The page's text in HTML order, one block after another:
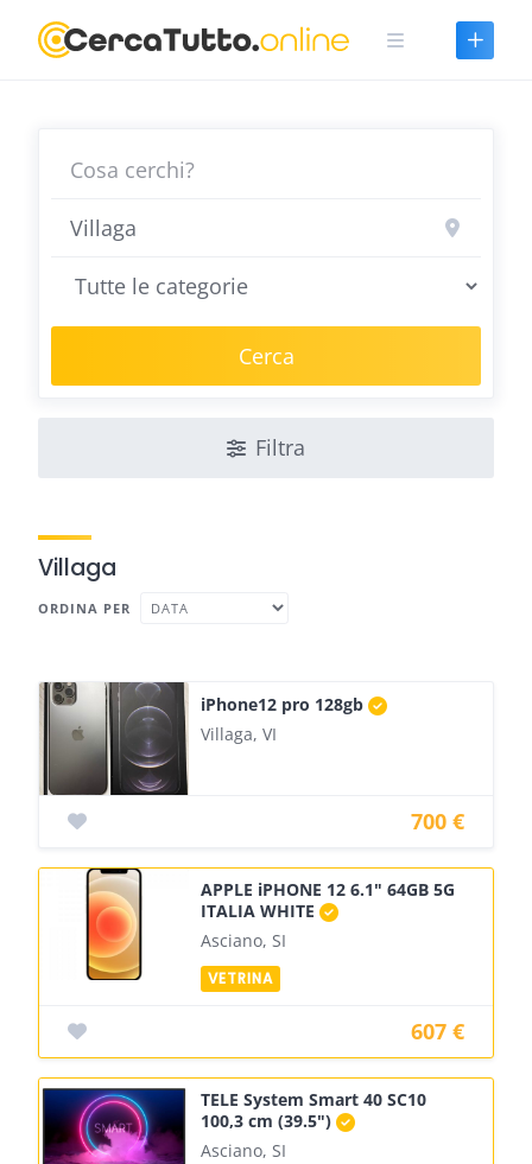
Cerca
Filtra
Villaga
ORDINA PER
iPhone12 pro 128gb
Villaga, VI
700 €
APPLE iPHONE 12 6.1" 64GB 5G
ITALIA WHITE
Asciano, SI
607 €
TELE System Smart 40 SC10
100,3 cm (39.5")
Asciano, SI